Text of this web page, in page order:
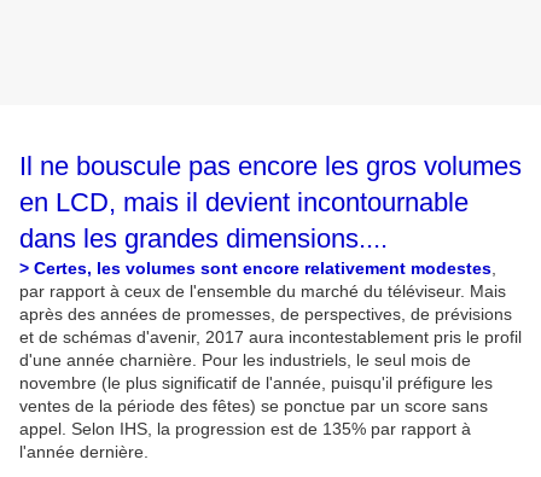
Il ne bouscule pas encore les gros volumes
en LCD, mais il devient incontournable
dans les grandes dimensions....
> Certes, les volumes sont encore relativement modestes
par rapport à ceux de l'ensemble du marché du téléviseur. Mais
après des années de promesses, de perspectives, de prévisions
et de schémas d'avenir, 2017 aura incontestablement pris le profil
d'une année charnière. Pour les industriels, le seul mois de
novembre (le plus significatif de l'année, puisqu'il préfigure les
ventes de la période des fêtes) se ponctue par un score sans
appel. Selon IHS, la progression est de 135% par rapport à
l'année dernière.